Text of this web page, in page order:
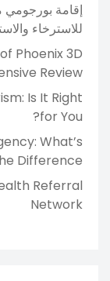
إقامة
للاسترخاء
Phoenix 3D
Review
Is It Right
for You?
What’s
Difference?
Referral
Network